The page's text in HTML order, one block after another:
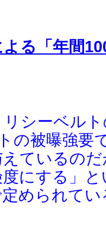
る「年間
シーベル
の被曝強要
ているの
にする」
められて